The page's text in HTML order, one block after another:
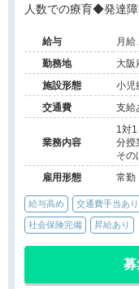
人数での療育◆発達
給与
勤務地
大阪
ビル
施設形態
小児
ービ
交通費 支給
業務内容
1対
分授
その
雇用形態
常勤
給与高め 交通費手当あり
社会保険完備 昇給あり
募